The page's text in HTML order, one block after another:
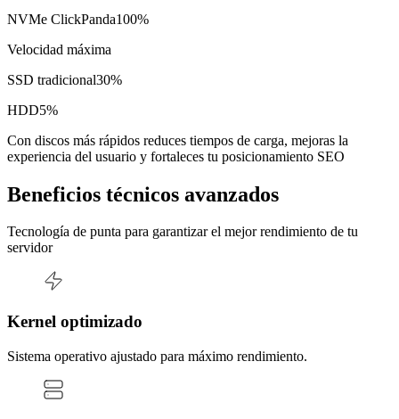
NVMe ClickPanda100%
Velocidad máxima
SSD tradicional30%
HDD5%
Con discos más rápidos reduces tiempos de carga, mejoras la
experiencia del usuario y fortaleces tu posicionamiento SEO
Beneficios técnicos avanzados
Tecnología de punta para garantizar el mejor rendimiento de tu
servidor
Kernel optimizado
Sistema operativo ajustado para máximo rendimiento.